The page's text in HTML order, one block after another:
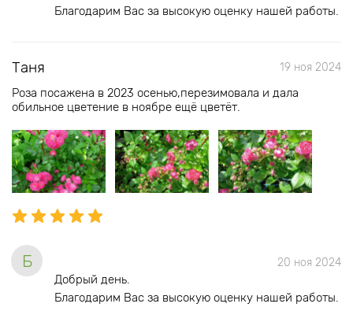
Благодарим Вас за высокую оценку нашей работы.
Таня 19 ноя 2024
Роза посажена в 2023 осенью,перезимовала и дала
обильное цветение в ноябре ещё цветёт.
Б 20 ноя 2024
Добрый день.
Благодарим Вас за высокую оценку нашей работы.